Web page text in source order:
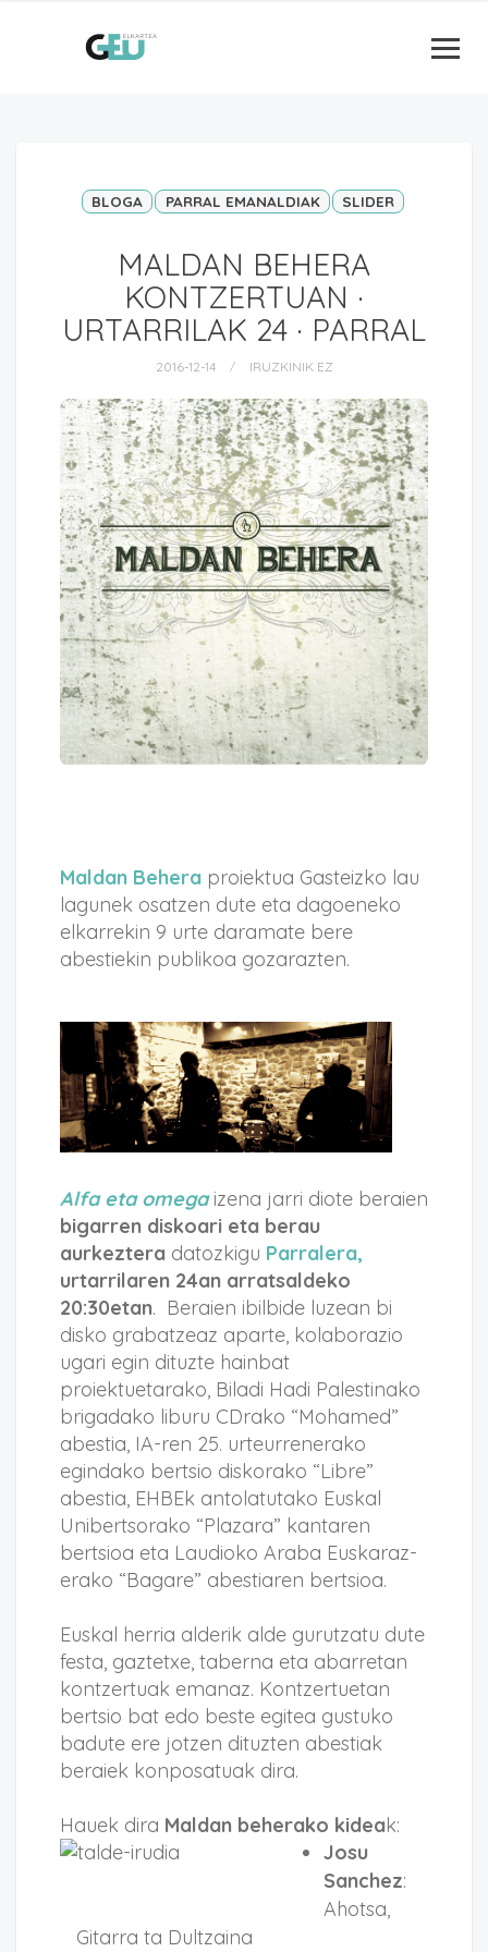
BLOGA PARRAL EMANALDIAK SLIDER
MALDAN BEHERA
KONTZERTUAN ·
URTARRILAK 24 · PARRAL
2016-12-14 IRUZKINIK EZ
Maldan Behera proiektua Gasteizko lau
lagunek osatzen dute eta dagoeneko
elkarrekin 9 urte daramate bere
abestiekin publikoa gozarazten.
Alfa eta omega izena jarri diote beraien
bigarren diskoari eta berau
aurkeztera datozkigu Parralera,
urtarrilaren 24an arratsaldeko
20:30etan. Beraien ibilbide luzean bi
disko grabatzeaz aparte, kolaborazio
ugari egin dituzte hainbat
proiektuetarako, Biladi Hadi Palestinako
brigadako liburu CDrako “Mohamed”
abestia, IA-ren 25. urteurrenerako
egindako bertsio diskorako “Libre”
abestia, EHBEk antolatutako Euskal
Unibertsorako “Plazara” kantaren
bertsioa eta Laudioko Araba Euskaraz-
erako “Bagare” abestiaren bertsioa.
Euskal herria alderik alde gurutzatu dute
festa, gaztetxe, taberna eta abarretan
kontzertuak emanaz. Kontzertuetan
bertsio bat edo beste egitea gustuko
badute ere jotzen dituzten abestiak
beraiek konposatuak dira.
Hauek dira Maldan beherako kideak:
Josu
Sanchez:
Ahotsa,
Gitarra ta Dultzaina